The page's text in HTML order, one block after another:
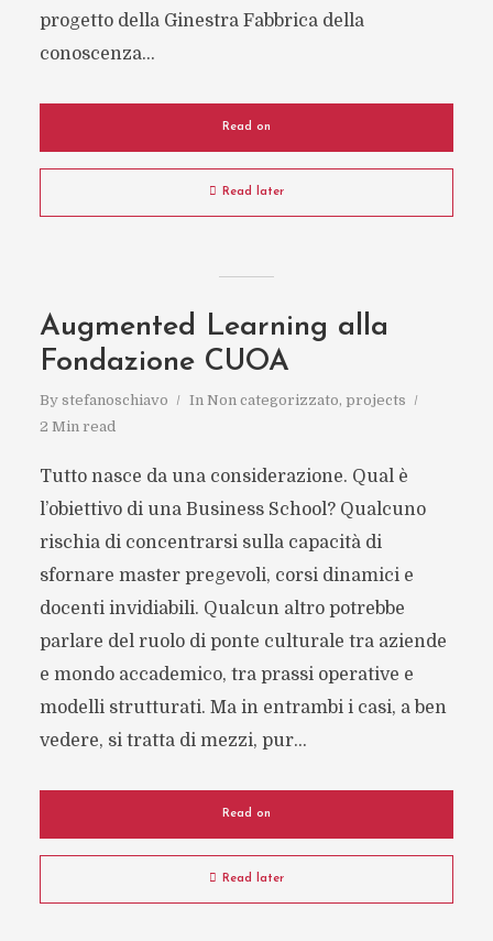
progetto della Ginestra Fabbrica della
conoscenza...
Read on
Read later
Augmented Learning alla
Fondazione CUOA
By stefanoschiavo In Non categorizzato, projects
2 Min read
Tutto nasce da una considerazione. Qual è
l’obiettivo di una Business School? Qualcuno
rischia di concentrarsi sulla capacità di
sfornare master pregevoli, corsi dinamici e
docenti invidiabili. Qualcun altro potrebbe
parlare del ruolo di ponte culturale tra aziende
e mondo accademico, tra prassi operative e
modelli strutturati. Ma in entrambi i casi, a ben
vedere, si tratta di mezzi, pur...
Read on
Read later